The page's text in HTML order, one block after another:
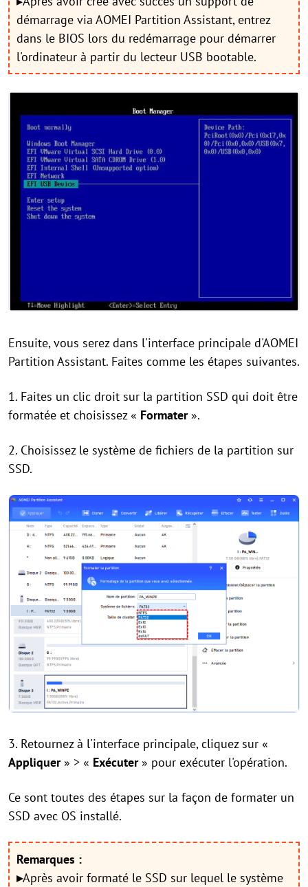
démarrage via AOMEI Partition Assistant, entrez
dans le BIOS lors du redémarrage pour démarrer
l'ordinateur à partir du lecteur USB bootable.
Ensuite, vous serez dans l'interface principale d'AOMEI
Partition Assistant. Faites comme les étapes suivantes.
1. Faites un clic droit sur la partition SSD qui doit être
formatée et choisissez « Formater ».
2. Choisissez le système de fichiers de la partition sur
SSD.
3. Retournez à l'interface principale, cliquez sur «
Appliquer » > « Exécuter » pour exécuter l'opération.
Ce sont toutes des étapes sur la façon de formater un
SSD avec OS installé.
Remarques :
▸Après avoir formaté le SSD sur lequel le système